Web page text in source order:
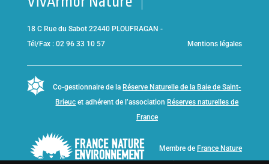
18 C Rue du Sabot 22440 PLOUFRAGAN -
Tél/Fax : 02 96 33 10 57
Mentions légales
Co-gestionnaire de la Réserve Naturelle de la Baie de Saint-
Brieuc et adhérent de l’association Réserves naturelles de
France
Membre de France Nature